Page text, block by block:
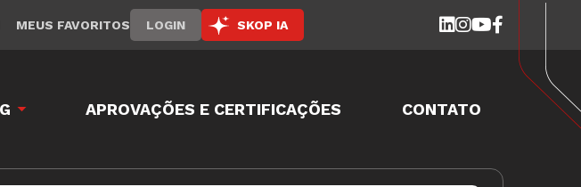
MEUS FAVORITOS LOGIN SKOP IA
APROVAÇÕES E CERTIFICAÇÕES CONTATO